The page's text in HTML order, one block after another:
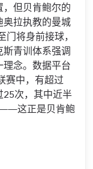
但贝肯鲍尔的
拉执教的曼城
将身前接球，
青训体系强调
念。数据平台
赛中，有超过
次，其中近半
——这正是贝肯鲍